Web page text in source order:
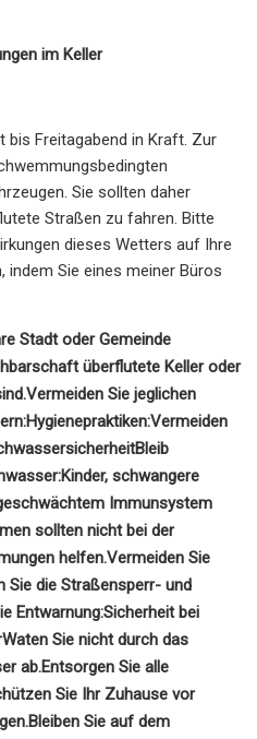
im Keller
bis Freitagabend in Kraft. Zur
Sie sollten daher
Straßen zu fahren. Bitte
dieses Wetters auf Ihre
indem Sie eines meiner Büros
Stadt oder Gemeinde
überflutete Keller oder
Vermeiden Sie jeglichen
Hygienepraktiken:Vermeiden
Bleib
Kinder, schwangere
Immunsystem
sollten nicht bei der
helfen.Vermeiden Sie
Sie die Straßensperr- und
Entwarnung:Sicherheit bei
Waten Sie nicht durch das
ab.Entsorgen Sie alle
Sie Ihr Zuhause vor
Bleiben Sie auf dem